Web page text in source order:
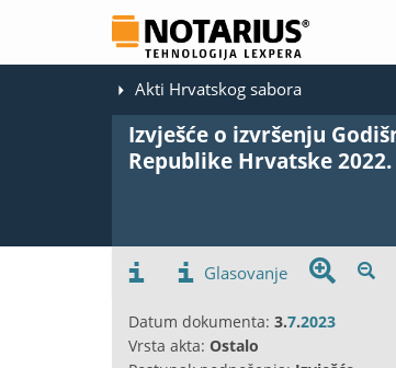
Akti Hrvatskog sabora
Izvješće o izvršenju
Republike Hrvatske 2022.
Glasovanje
Datum dokumenta: 3.7.2023
Vrsta akta: Ostalo